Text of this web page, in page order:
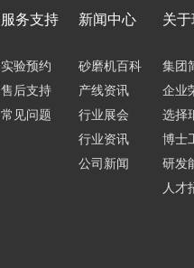
服务支持
实验预约
售后支持
常见问题
新闻中心
砂磨机百科
产线资讯
行业展会
行业资讯
公司新闻
关
集团
企业
选择
博士
研发
人才